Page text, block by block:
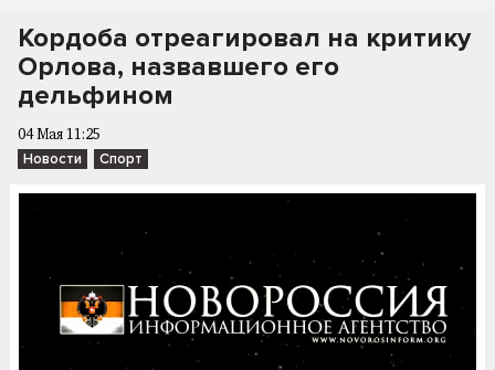
Кордоба отреагировал на критику
Орлова, назвавшего его
дельфином
04 Мая 11:25
Новости Спорт